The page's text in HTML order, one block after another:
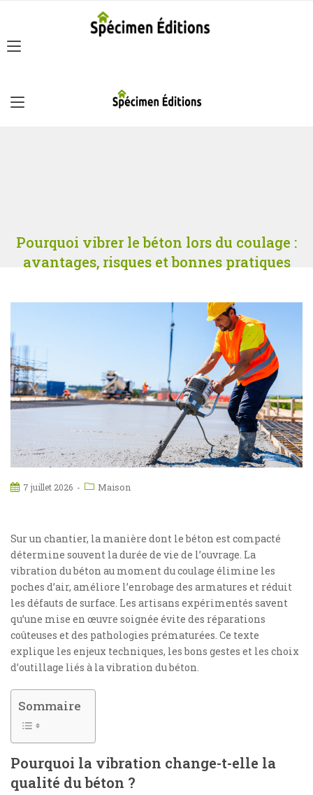
Pourquoi vibrer le béton lors du coulage :
avantages, risques et bonnes pratiques
7 juillet 2026 Maison
Sur un chantier, la manière dont le béton est compacté
détermine souvent la durée de vie de l’ouvrage. La
vibration du béton au moment du coulage élimine les
poches d’air, améliore l’enrobage des armatures et réduit
les défauts de surface. Les artisans expérimentés savent
qu’une mise en œuvre soignée évite des réparations
coûteuses et des pathologies prématurées. Ce texte
explique les enjeux techniques, les bons gestes et les choix
d’outillage liés à la vibration du béton.
Sommaire
Pourquoi la vibration change-t-elle la
qualité du béton ?